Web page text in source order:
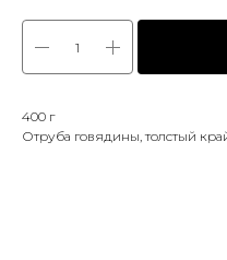
400 г
Отруба говядины, толстый